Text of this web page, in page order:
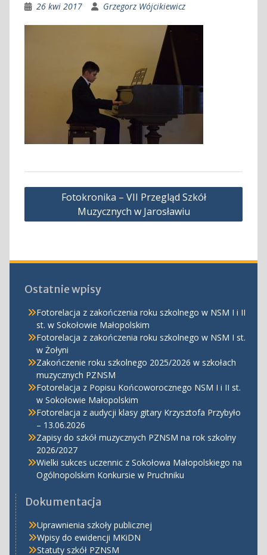
26 kwi 2017 Grzegorz Wójcikiewicz
Nawigacja
Fotokronika – VII Przegląd Szkół
Muzycznych w Jarosławiu
Ostatnie wpisy
Fotorelacja z zakończenia roku szkolnego w NSM I i II
st. w Sokołowie Małopolskim
Fotorelacja z zakończenia roku szkolnego w NSM I st.
w Żołyni
Zakończenie roku szkolnego 2025/2026 w szkołach
muzycznych PZNSM
Fotorelacja z Popisu Końcoworocznego NSM I i II st.
w Sokołowie Małopolskim
Fotorelacja z audycji klasy gitary Krzysztofa Przybyło
– 13.06.2026
Zapisy do szkół muzycznych PZNSM na rok szkolny
2026/2027
Wielki sukces uczennic z Sokołowa Małopolskiego na
Ogólnopolskim Konkursie w Pruchniku
Dokumentacja
Uprawnienia szkoły publicznej
Wpisy do ewidencji MKiDN
Statuty szkół PZNSM